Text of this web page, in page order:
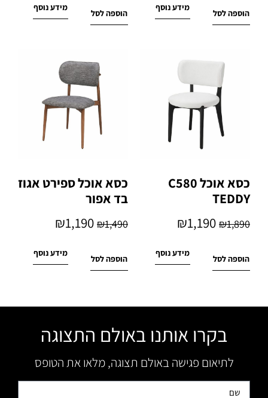
הוספה לסל
מידע נוסף
הוספה לסל
מידע נוסף
כסא אוכל C580
TEDDY
₪1,890
₪1,190
הוספה לסל
מידע נוסף
כסא אוכל ספירט אגוז
בד אפור
₪1,490
₪1,190
הוספה לסל
מידע נוסף
בקרו אותנו באולם התצוגה
לתיאום פגישה באולם תצוגה, מלאו את הטופס